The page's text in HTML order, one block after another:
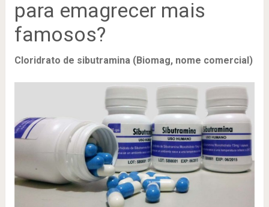
para emagrecer mais
famosos?
Cloridrato de sibutramina (Biomag, nome comercial)